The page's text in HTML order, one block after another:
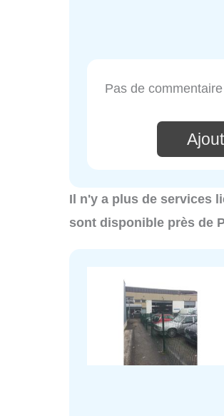
Pas de
Il n'y a plus de services
sont disponible près de